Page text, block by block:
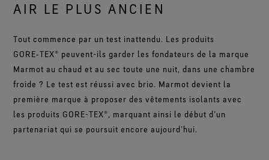
AIR LE PLUS ANCIEN
Tout commence par un test inattendu. Les produits
GORE‑TEX® peuvent-ils garder les fondateurs de la marque
Marmot au chaud et au sec toute une nuit, dans une chambre
froide ? Le test est réussi avec brio. Marmot devient la
première marque à proposer des vêtements isolants avec
les produits GORE-TEX®, marquant ainsi le début d’un
partenariat qui se poursuit encore aujourd’hui.